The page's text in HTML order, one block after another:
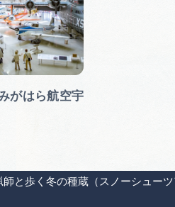
師と歩く冬の種蔵（スノーシュー
がはら航空宇